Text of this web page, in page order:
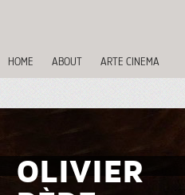
HOME ABOUT ARTE CINEMA
OLIVIER